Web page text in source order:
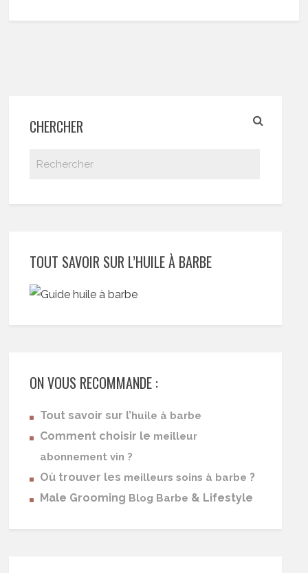
CHERCHER
TOUT SAVOIR SUR L’HUILE À BARBE
ON VOUS RECOMMANDE :
Tout savoir sur l’huile à barbe
Comment choisir le meilleur
abonnement vin ?
Où trouver les meilleurs soins à barbe ?
Male Grooming Blog Barbe & Lifestyle